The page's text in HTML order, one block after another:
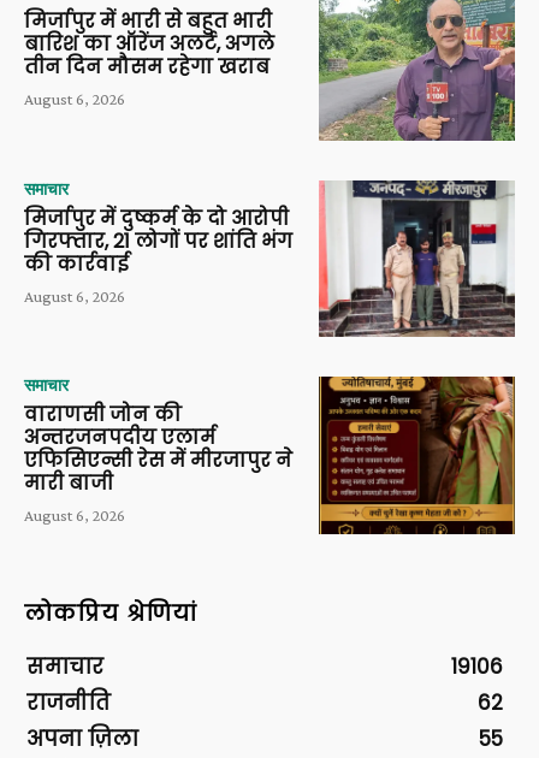
मिर्जापुर में भारी से बहुत भारी
बारिश का ऑरेंज अलर्ट, अगले
तीन दिन मौसम रहेगा खराब
August 6, 2026
समाचार
मिर्जापुर में दुष्कर्म के दो आरोपी
गिरफ्तार, 21 लोगों पर शांति भंग
की कार्रवाई
August 6, 2026
समाचार
वाराणसी जोन की
अन्तरजनपदीय एलार्म
एफिसिएन्सी रेस में मीरजापुर ने
मारी बाजी
August 6, 2026
लोकप्रिय श्रेणियां
समाचार
19106
राजनीति
62
अपना ज़िला
55